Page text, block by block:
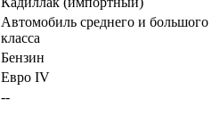
Автомобиль среднего и большого
класса
Бензин
Евро IV
--